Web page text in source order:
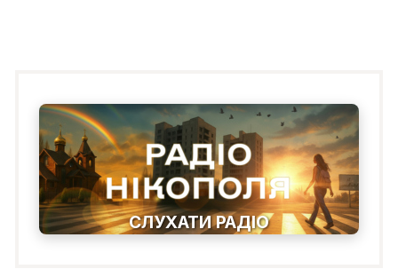
СЛУХАТИ РАДІО